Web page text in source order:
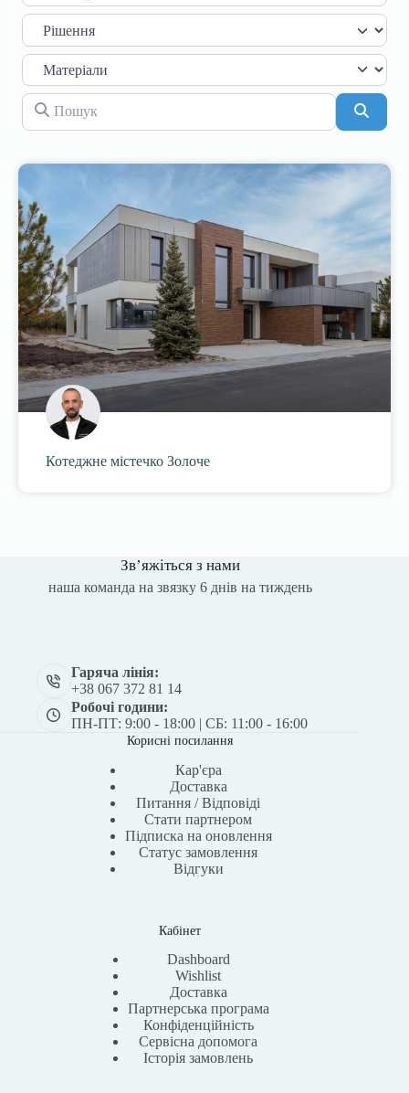
Пошук
Котеджне містечко Золоче
Зв’яжіться з нами
наша команда на звязку 6 днів на тиждень
Гаряча лінія:
+38 067 372 81 14
Робочі години:
ПН-ПТ: 9:00 - 18:00 | СБ: 11:00 - 16:00
Корисні посилання
Кар'єра
Доставка
Питання / Відповіді
Стати партнером
Підписка на оновлення
Статус замовлення
Відгуки
Кабінет
Dashboard
Wishlist
Доставка
Партнерська програма
Конфіденційність
Сервісна допомога
Історія замовлень